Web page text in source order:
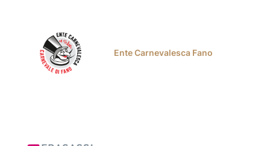
Ente Carnevalesca Fano